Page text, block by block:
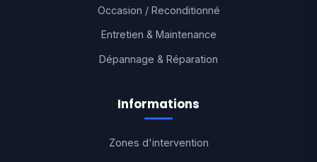
Occasion / Reconditionné
Entretien & Maintenance
Dépannage & Réparation
Informations
Zones d'intervention